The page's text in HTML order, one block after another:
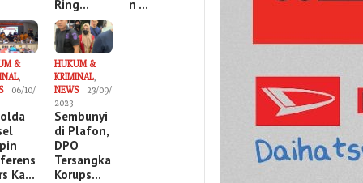
Ring…
n …
&
06/10/
Ka…
HUKUM &
KRIMINAL,
NEWS
23/09/
2023
Sembunyi
di Plafon,
DPO
Tersangka
Korups…